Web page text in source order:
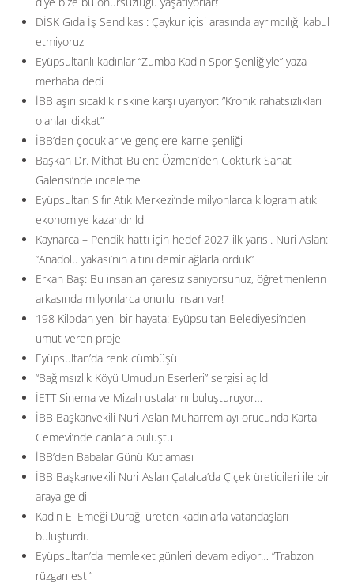
DİSK Gıda İş Sendikası: Çaykur içisi arasında ayrımcılığı kabul
etmiyoruz
Eyüpsultanlı kadınlar “Zumba Kadın Spor Şenliğiyle” yaza
merhaba dedi
İBB aşırı sıcaklık riskine karşı uyarıyor: ”Kronik rahatsızlıkları
olanlar dikkat”
İBB’den çocuklar ve gençlere karne şenliği
Başkan Dr. Mithat Bülent Özmen’den Göktürk Sanat
Galerisi’nde inceleme
Eyüpsultan Sıfır Atık Merkezi’nde milyonlarca kilogram atık
ekonomiye kazandırıldı
Kaynarca – Pendik hattı için hedef 2027 ilk yarısı. Nuri Aslan:
”Anadolu yakası’nın altını demir ağlarla ördük”
Erkan Baş: Bu insanları çaresiz sanıyorsunuz, öğretmenlerin
arkasında milyonlarca onurlu insan var!
198 Kilodan yeni bir hayata: Eyüpsultan Belediyesi’nden
umut veren proje
Eyüpsultan’da renk cümbüşü
“Bağımsızlık Köyü Umudun Eserleri” sergisi açıldı
İETT Sinema ve Mizah ustalarını buluşturuyor…
İBB Başkanvekili Nuri Aslan Muharrem ayı orucunda Kartal
Cemevi’nde canlarla buluştu
İBB’den Babalar Günü Kutlaması
İBB Başkanvekili Nuri Aslan Çatalca’da Çiçek üreticileri ile bir
araya geldi
Kadın El Emeği Durağı üreten kadınlarla vatandaşları
buluşturdu
Eyüpsultan’da memleket günleri devam ediyor… ”Trabzon
rüzgarı esti”